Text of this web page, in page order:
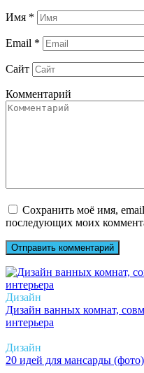
Имя *
Email *
Сайт
Комментарий
Сохранить моё имя, email
последующих моих
Дизайн
Дизайн ванных комнат,
интерьера
Дизайн
20 идей для мансарды (фото)